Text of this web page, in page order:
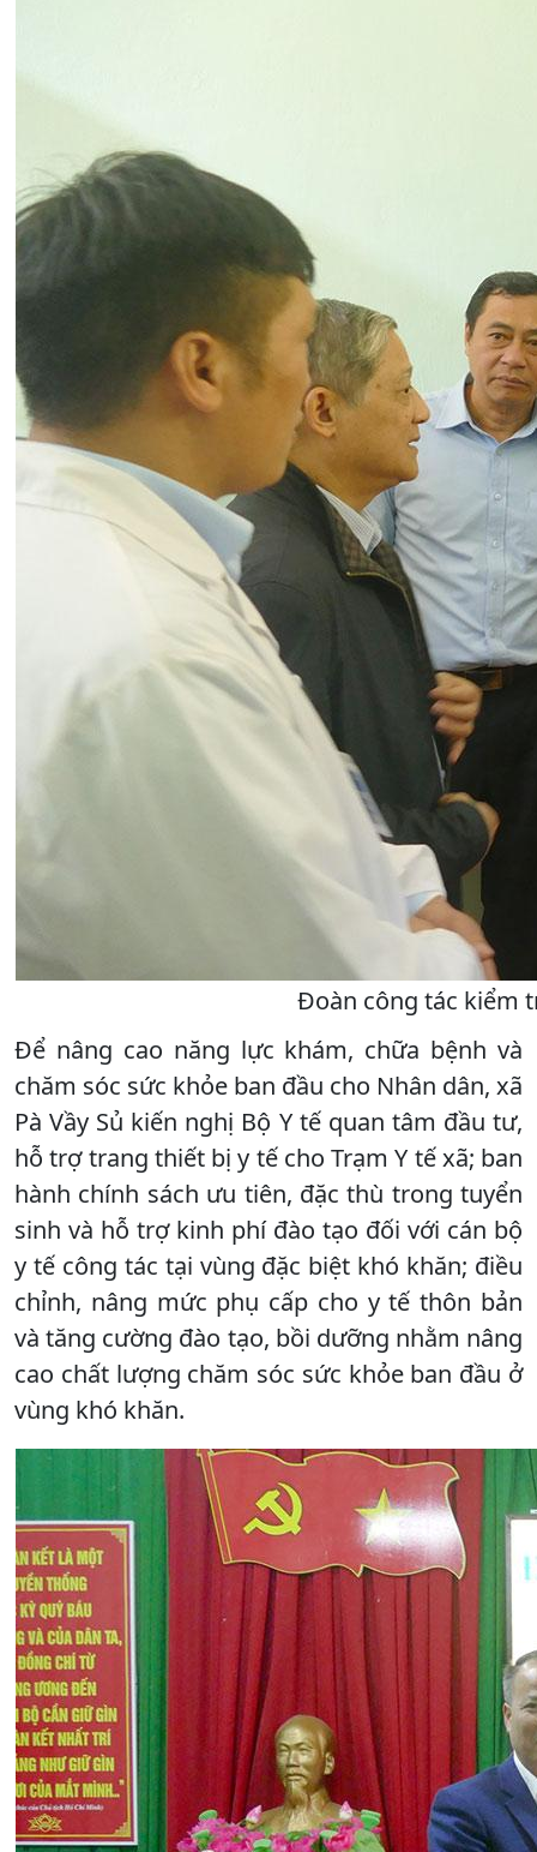
Đoàn công tác kiểm
Để nâng cao năng lực khám, chữa bệnh và
chăm sóc sức khỏe ban đầu cho Nhân dân, xã
Pà Vầy Sủ kiến nghị Bộ Y tế quan tâm đầu tư,
hỗ trợ trang thiết bị y tế cho Trạm Y tế xã; ban
hành chính sách ưu tiên, đặc thù trong tuyển
sinh và hỗ trợ kinh phí đào tạo đối với cán bộ
y tế công tác tại vùng đặc biệt khó khăn; điều
chỉnh, nâng mức phụ cấp cho y tế thôn bản
và tăng cường đào tạo, bồi dưỡng nhằm nâng
cao chất lượng chăm sóc sức khỏe ban đầu ở
vùng khó khăn.